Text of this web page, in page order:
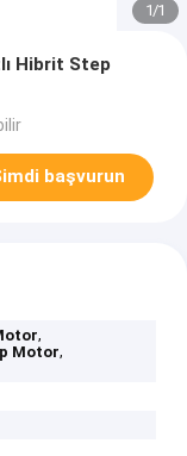
1/1
Hibrit Step
başvurun
,
Motor,